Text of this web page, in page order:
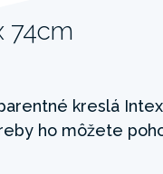
74cm
kreslá
ho môžete